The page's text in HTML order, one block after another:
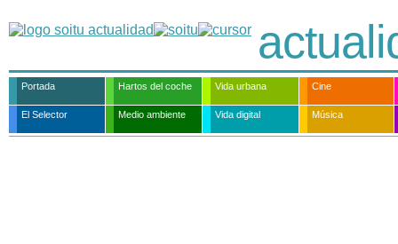
Portada Hartos del coche Vida urbana Cine
El Selector Medio ambiente Vida digital Música